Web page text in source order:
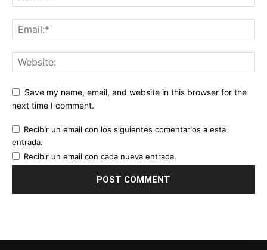
Save my name, email, and website in this browser for the
next time I comment.
Recibir un email con los siguientes comentarios a esta
entrada.
Recibir un email con cada nueva entrada.